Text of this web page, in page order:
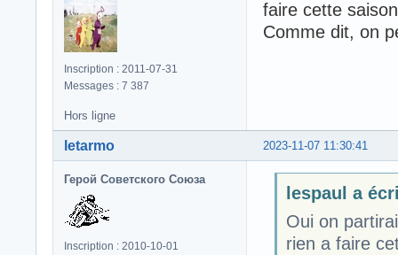
Inscription : 2011-07-31
Messages : 7 387
faire cette
Comme dit, on
Hors ligne
2023-11-07 11:30:41
letarmo
Герой Советского Союза
Inscription : 2010-10-01
lespaul a
Oui on
rien a faire